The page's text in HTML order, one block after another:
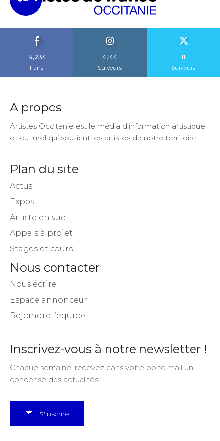
14,234
Fans
4,144
Suiveurs
11
Suiveurs
A propos
Artistes Occitanie est le média d’information artistique
et culturel qui soutient les artistes de notre territoire.
Plan du site
Actus
Expos
Artiste en vue !
Appels à projet
Stages et cours
Nous contacter
Nous écrire
Espace annonceur
Rejoindre l’équipe
Inscrivez-vous à notre newsletter !
Chaque semaine, recevez dans votre boite mail un
condensé des actualités.
S'inscrire